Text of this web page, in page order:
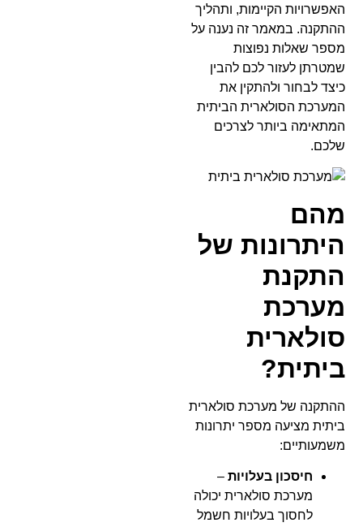
האפשרויות הקיימות, ותהליך
ההתקנה. במאמר זה נענה על
מספר שאלות נפוצות
שמטרתן לעזור לכם להבין
כיצד לבחור ולהתקין את
המערכת הסולארית הביתית
המתאימה ביותר לצרכים
שלכם.
מהם
היתרונות של
התקנת
מערכת
סולארית
ביתית?
ההתקנה של מערכת סולארית
ביתית מציעה מספר יתרונות
משמעותיים:
חיסכון בעלויות –
מערכת סולארית יכולה
לחסוך בעלויות חשמל